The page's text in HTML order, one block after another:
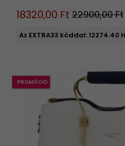
18320,00 Ft 22900,00 Ft
Az EXTRA33 kóddal:12274.40
PROMÓCIÓ